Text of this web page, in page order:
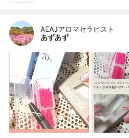
AEAJアロマセラピスト
あずあず